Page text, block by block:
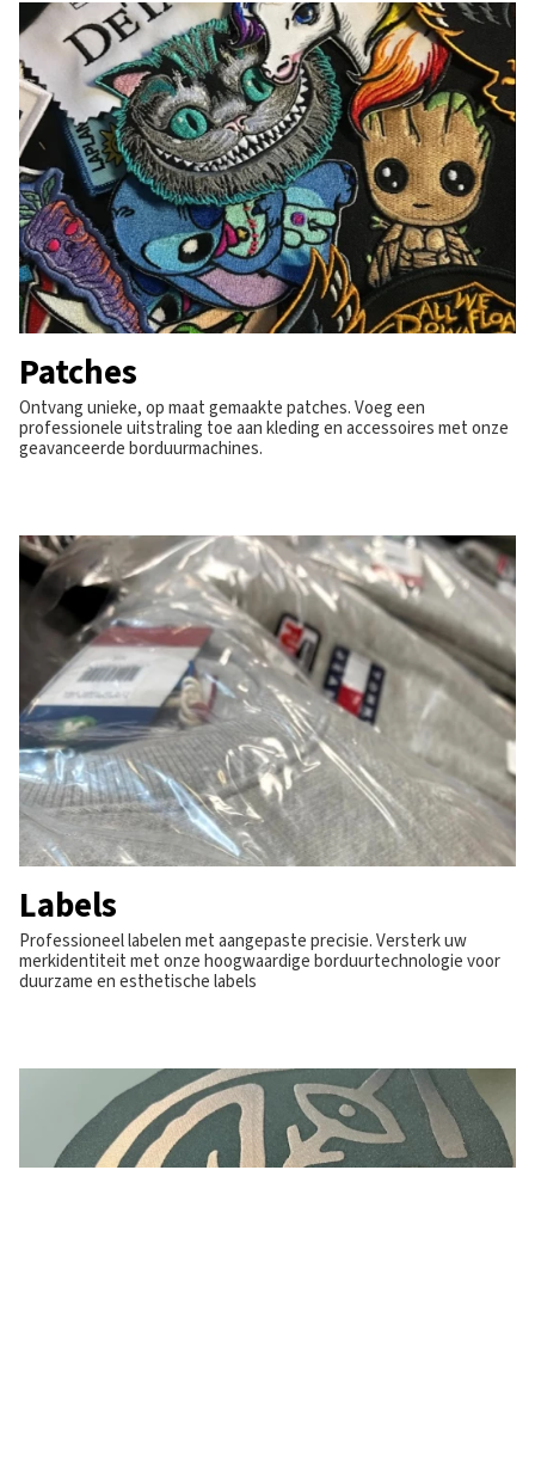
Patches
Ontvang unieke, op maat gemaakte patches. Voeg een
professionele uitstraling toe aan kleding en accessoires met onze
geavanceerde borduurmachines.
Labels
Professioneel labelen met aangepaste precisie. Versterk uw
merkidentiteit met onze hoogwaardige borduurtechnologie voor
duurzame en esthetische labels